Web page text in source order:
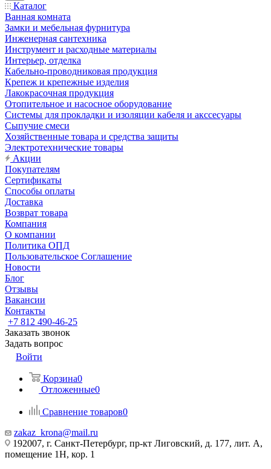
Каталог
Ванная комната
Замки и мебельная фурнитура
Инженерная сантехника
Инструмент и расходные материалы
Интерьер, отделка
Кабельно-проводниковая продукция
Крепеж и крепежные изделия
Лакокрасочная продукция
Отопительное и насосное оборудование
Системы для прокладки и изоляции кабеля и акссесуары
Сыпучие смеси
Хозяйственные товара и средства защиты
Электротехнические товары
Акции
Покупателям
Сертификаты
Способы оплаты
Доставка
Возврат товара
Компания
О компании
Политика ОПД
Пользовательское Соглашение
Новости
Блог
Отзывы
Вакансии
Контакты
+7 812 490-46-25
Заказать звонок
Задать вопрос
Войти
Корзина0
Отложенные0
Сравнение товаров0
zakaz_krona@mail.ru
192007, г. Санкт-Петербург, пр-кт Лиговский, д. 177, лит. А,
помещение 1Н, кор. 1